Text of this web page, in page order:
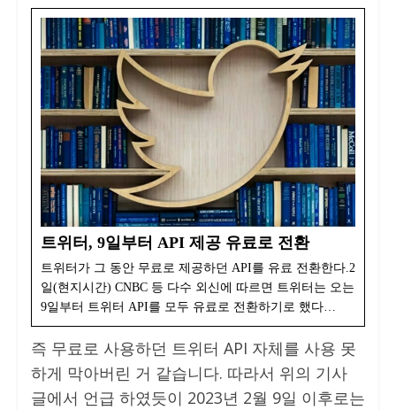
트위터, 9일부터 API 제공 유료로 전환
트위터가 그 동안 무료로 제공하던 API를 유료 전환한다.2
일(현지시간) CNBC 등 다수 외신에 따르면 트위터는 오는
9일부터 트위터 API를 모두 유료로 전환하기로 했다…
즉 무료로 사용하던 트위터 API 자체를 사용 못
하게 막아버린 거 같습니다. 따라서 위의 기사
글에서 언급 하였듯이 2023년 2월 9일 이후로는